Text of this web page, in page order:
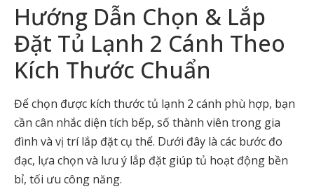
Hướng Dẫn Chọn & Lắp
Đặt Tủ Lạnh 2 Cánh Theo
Kích Thước Chuẩn
Để chọn được kích thước tủ lạnh 2 cánh phù hợp, bạn
cần cân nhắc diện tích bếp, số thành viên trong gia
đình và vị trí lắp đặt cụ thể. Dưới đây là các bước đo
đạc, lựa chọn và lưu ý lắp đặt giúp tủ hoạt động bền
bỉ, tối ưu công năng.